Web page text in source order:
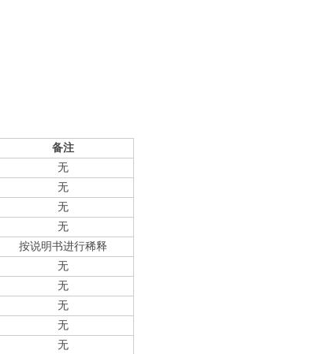
备注
无
无
无
无
按说明书进行稀释
无
无
无
无
无